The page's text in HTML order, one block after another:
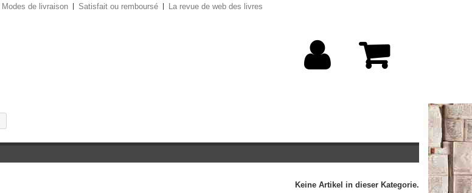
Modes de livraison Satisfait ou remboursé La revue de web des livres
Keine Artikel in dieser Kategorie.